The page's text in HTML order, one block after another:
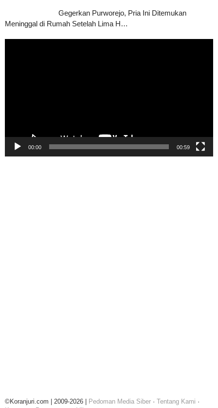
Gegerkan Purworejo, Pria Ini Ditemukan
Meninggal di Rumah Setelah Lima H…
00:00 00:59
©Koranjuri.com | 2009-2026 | Pedoman Media Siber · Tentang Kami ·